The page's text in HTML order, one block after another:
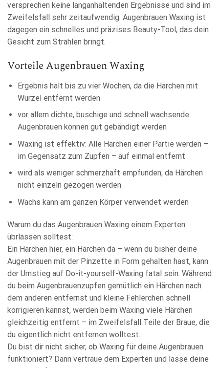
versprechen keine langanhaltenden Ergebnisse und sind im
Zweifelsfall sehr zeitaufwendig. Augenbrauen Waxing ist
dagegen ein schnelles und präzises Beauty-Tool, das dein
Gesicht zum Strahlen bringt.
Vorteile Augenbrauen Waxing
Ergebnis hält bis zu vier Wochen, da die Härchen mit
Wurzel entfernt werden
vor allem dichte, buschige und schnell wachsende
Augenbrauen können gut gebändigt werden
Waxing ist effektiv: Alle Härchen einer Partie werden –
im Gegensatz zum Zupfen – auf einmal entfernt
wird als weniger schmerzhaft empfunden, da Härchen
nicht einzeln gezogen werden
Wachs kann am ganzen Körper verwendet werden
Warum du das Augenbrauen Waxing einem Experten
übrlassen solltest:
Ein Härchen hier, ein Härchen da – wenn du bisher deine
Augenbrauen mit der Pinzette in Form gehalten hast, kann
der Umstieg auf Do-it-yourself-Waxing fatal sein. Während
du beim Augenbrauenzupfen gemütlich ein Härchen nach
dem anderen entfernst und kleine Fehlerchen schnell
korrigieren kannst, werden beim Waxing viele Härchen
gleichzeitig entfernt – im Zweifelsfall Teile der Braue, die
du eigentlich nicht entfernen wolltest.
Du bist dir nicht sicher, ob Waxing für deine Augenbrauen
funktioniert? Dann vertraue dem Experten und lasse deine